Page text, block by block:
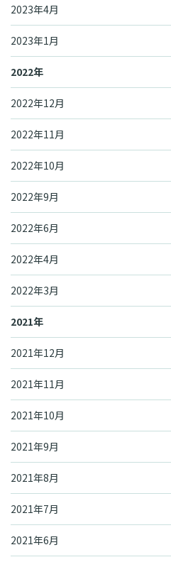
2023年4月
2023年1月
2022年
2022年12月
2022年11月
2022年10月
2022年9月
2022年6月
2022年4月
2022年3月
2021年
2021年12月
2021年11月
2021年10月
2021年9月
2021年8月
2021年7月
2021年6月